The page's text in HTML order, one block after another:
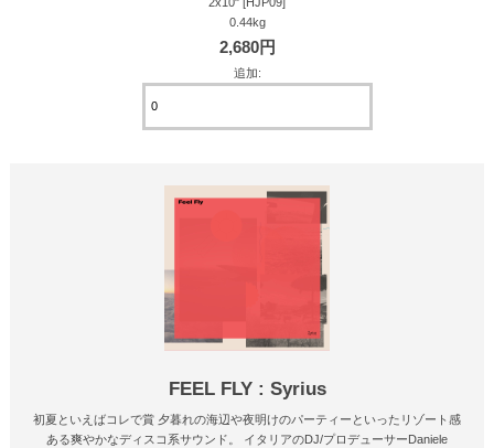
0.44kg
2,680円
追加:
FEEL FLY : Syrius
初夏といえばコレで賞 夕暮れの海辺や夜明けのパーティーといったリゾート感
ある爽やかなディスコ系サウンド。 イタリアのDJ/プロデューサーDaniele